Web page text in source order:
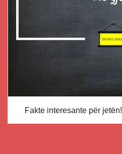
Fakte interesante për jetën!